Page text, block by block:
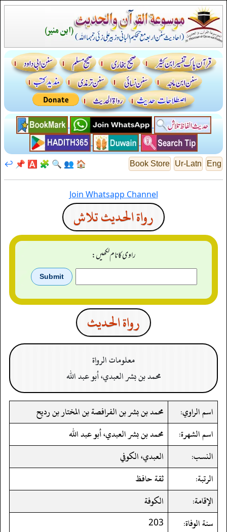
Eng
Ur-Latn
Book Store
🏠
👥
🔍
🧩
🅰️
📌
↩️
Join Whatsapp Channel
رواة الحديث تلاش
راوی کا نام لکھیں:
رواة الحدیث
معلومات الرواة
محمد بن بشر العبدي، أبو عبد الله
اسم الراوي:
محمد بن بشر بن الفرافصة بن المختار بن رديح
اسم الشهرة:
محمد بن بشر العبدي، أبو عبد الله
النسب:
العبدي، الكوفي
الرتبة:
ثقة حافظ
الإقامة:
الكوفة
سنة الوفاة:
203